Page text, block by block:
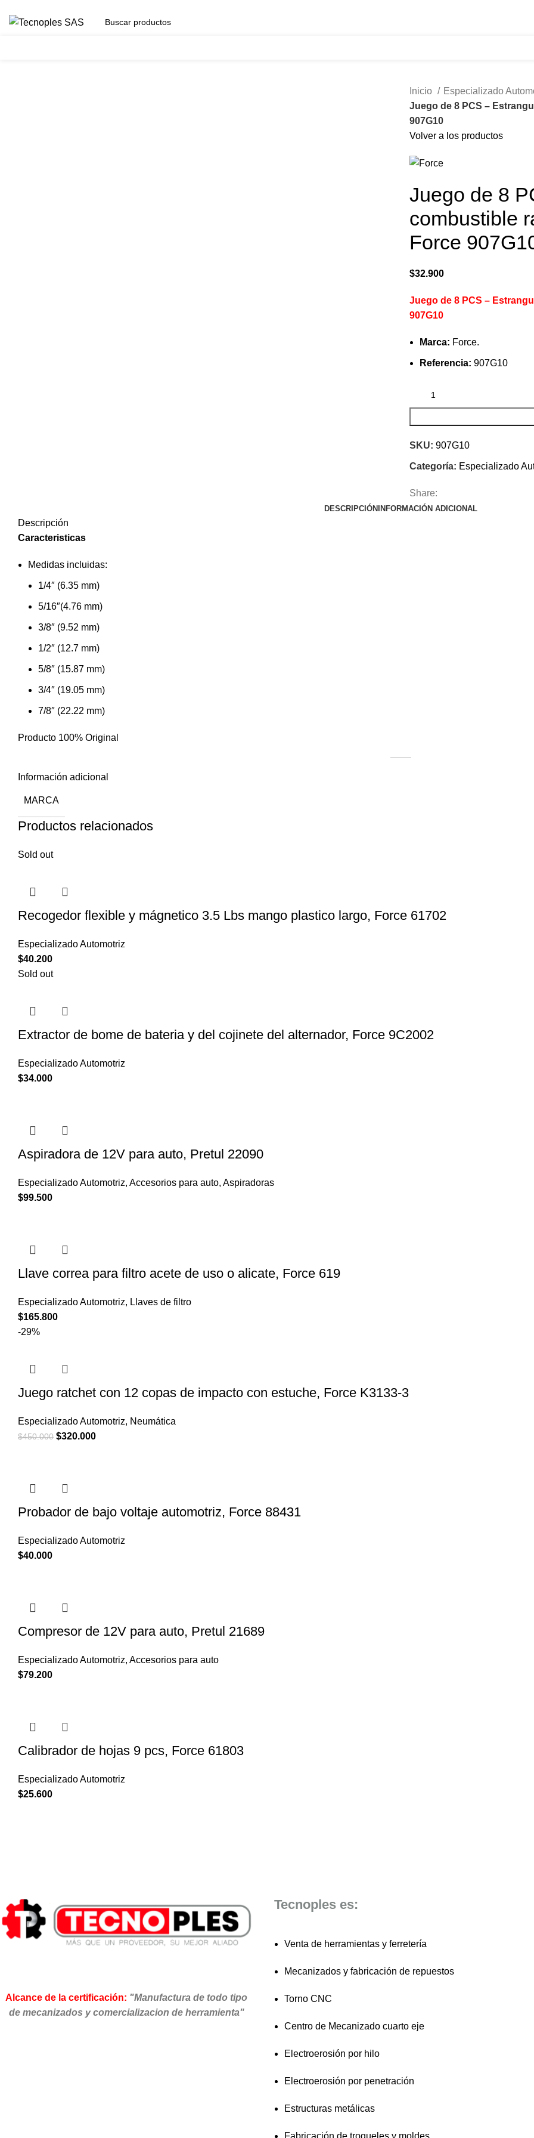
Inicio
Especializado
Juego de 8 PCS –
907G10
Volver a los productos
Juego de 8
combustible
Force
$32.900
Juego de 8 PCS –
907G10
Marca: Force.
Referencia: 907G10
SKU: 907G10
Categoría: Especializado
Share:
DESCRIPCIÓN INFORMACIÓN ADICIONAL
Descripción
Caracteristicas
Medidas incluidas:
1/4″ (6.35 mm)
5/16″(4.76 mm)
3/8″ (9.52 mm)
1/2″ (12.7 mm)
5/8″ (15.87 mm)
3/4″ (19.05 mm)
7/8″ (22.22 mm)
Producto 100% Original
Información adicional
MARCA
Productos relacionados
Sold out
Recogedor flexible y mágnetico 3.5 Lbs mango plastico largo, Force 61702
Especializado Automotriz
$40.200
Sold out
Extractor de bome de bateria y del cojinete del alternador, Force 9C2002
Especializado Automotriz
$34.000
Aspiradora de 12V para auto, Pretul 22090
Especializado Automotriz, Accesorios para auto, Aspiradoras
$99.500
Llave correa para filtro acete de uso o alicate, Force 619
Especializado Automotriz, Llaves de filtro
$165.800
-29%
Juego ratchet con 12 copas de impacto con estuche, Force K3133-3
Especializado Automotriz, Neumática
$450.000 El
$450.000.
$320.000El
Probador de bajo voltaje automotriz, Force 88431
Especializado Automotriz
$40.000
Compresor de 12V para auto, Pretul 21689
Especializado Automotriz, Accesorios para auto
$79.200
Calibrador de hojas 9 pcs, Force 61803
Especializado Automotriz
$25.600
Alcance de la certificación: "Manufactura de todo tipo
de mecanizados y comercializacion de herramienta"
Tecnoples es:
Venta de herramientas y ferretería
Mecanizados y fabricación de repuestos
Torno CNC
Centro de Mecanizado cuarto eje
Electroerosión por hilo
Electroerosión por penetración
Estructuras metálicas
Fabricación de troqueles y moldes